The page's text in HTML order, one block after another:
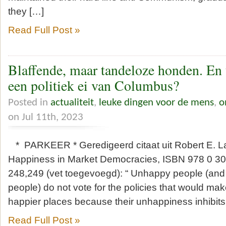
they […]
Read Full Post »
Blaffende, maar tandeloze honden.
een politiek ei van Columbus?
Posted in actualiteit, leuke dingen voor de mens,
on Jul 11th, 2023
* PARKEER * Geredigeerd citaat uit Robert E.
Happiness in Market Democracies, ISBN 978 0
248,249 (vet toegevoegd): “ Unhappy people
people) do not vote for the policies that would
happier places because their unhappiness
Read Full Post »